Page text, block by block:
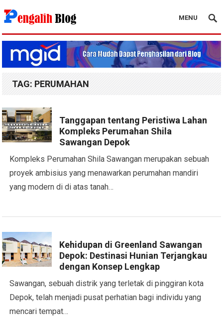
Pengalih Blog
MENU
TAG: PERUMAHAN
Tanggapan tentang Peristiwa Lahan
Kompleks Perumahan Shila
Sawangan Depok
Kompleks Perumahan Shila Sawangan merupakan sebuah
proyek ambisius yang menawarkan perumahan mandiri
yang modern di di atas tanah…
Kehidupan di Greenland Sawangan
Depok: Destinasi Hunian Terjangkau
dengan Konsep Lengkap
Sawangan, sebuah distrik yang terletak di pinggiran kota
Depok, telah menjadi pusat perhatian bagi individu yang
mencari tempat…